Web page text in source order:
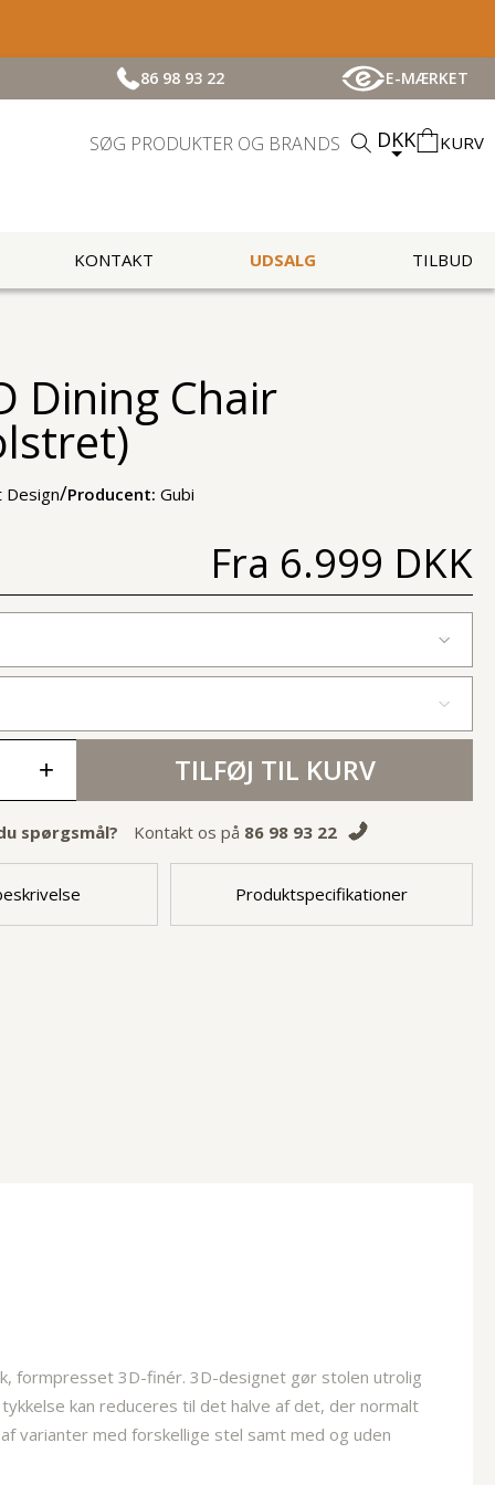
86 98 93 22 E-MÆRKET
DKK KURV
KONTAKT UDSALG TILBUD
Dining Chair
Design/Producent:Gubi
Fra 6.999 DKK
+ TILFØJ TIL KURV
spørgsmål? Kontakt os på 86 98 93 22
Produktspecifikationer
formpresset 3D-finér. 3D-designet gør stolen utrolig
kan reduceres til det halve af det, der normalt
varianter med forskellige stel samt med og uden